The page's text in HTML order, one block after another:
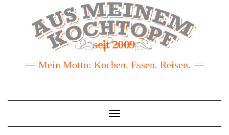
Mein Motto: Kochen. Essen. Reisen.
Toggle
Navigation